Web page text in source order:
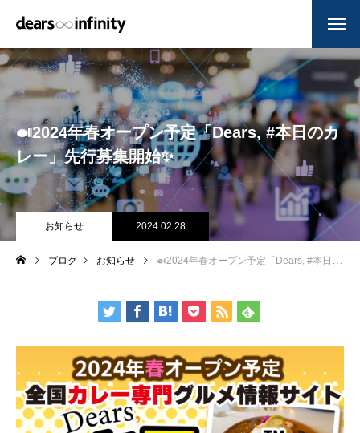
🍛2024年春オープン予定「Dears, #本日のカ
レー」先行募集開始✨
お知らせ 2024.02.28
ブログ お知らせ 🍛2024年春オープン予定「Dears, #本日のカレー」先行募集開始✨